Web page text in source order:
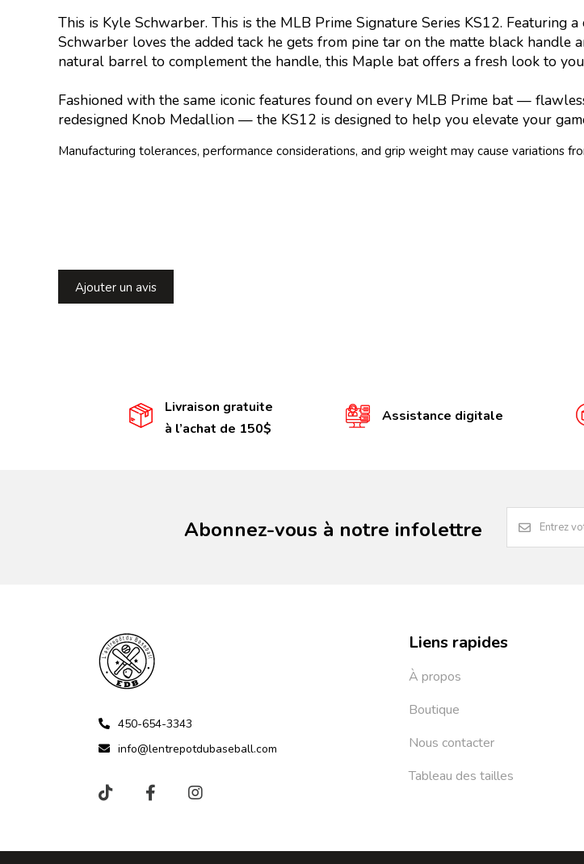
This is Kyle Schwarber. This is the MLB Prime Signature Series KS12. Featuring
Schwarber loves the added tack he gets from pine tar on the matte black handle
natural barrel to complement the handle, this Maple bat offers a fresh look to
Fashioned with the same iconic features found on every MLB Prime bat —
redesigned Knob Medallion — the KS12 is designed to help you elevate your
Manufacturing tolerances, performance considerations, and grip weight may cause variations
Ajouter un avis
Livraison gratuite
à l’achat de 150$
Assistance digitale
Abonnez-vous à notre infolettre
450-654-3343
info@lentrepotdubaseball.com
Liens rapides
À propos
Boutique
Nous contacter
Tableau des tailles